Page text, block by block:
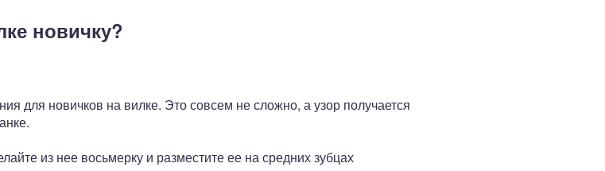
новичку?
для новичков на вилке. Это совсем не сложно, а узор получается
из нее восьмерку и разместите ее на средних зубцах